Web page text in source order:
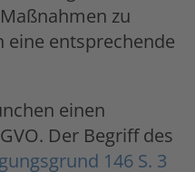
zu
eine entsprechende
einen
Der Begriff des
146 S. 3